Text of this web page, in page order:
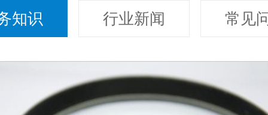
知识 行业新闻 常见